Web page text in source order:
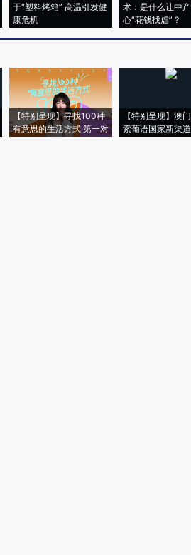
于“塑料烤箱” 高温引发健
康危机
术：是什么让中
心“花钱找虐”？
【特别呈现】寻找100种
有意思的生活方式·第一对
【特别呈现】澳
索葡语国家新渠道